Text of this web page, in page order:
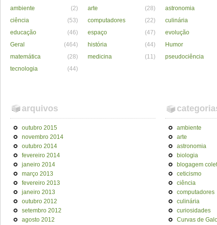
ambiente (2) arte (28)
astronomia
ciência
(53) computadores (22)
culinária
educação
(46) espaço (47)
evolução
Geral
(464) história (44)
Humor
matemática
(28) medicina (11)
pseudociência
tecnologia
(44)
arquivos
outubro 2015
novembro 2014
outubro 2014
fevereiro 2014
janeiro 2014
março 2013
fevereiro 2013
janeiro 2013
outubro 2012
setembro 2012
agosto 2012
ambiente
arte
astronomia
biologia
blogagem
ceticismo
ciência
computadores
culinária
curiosidades
Curvas de